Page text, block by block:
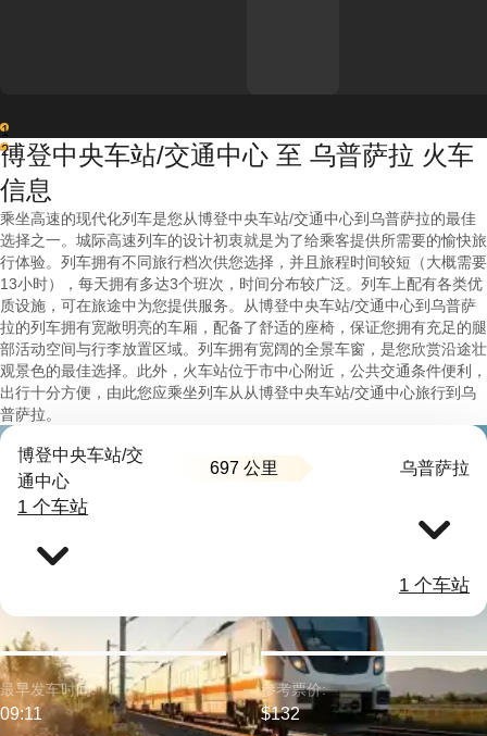
1
2
博登中央车站/交通中心 至 乌普萨拉 火车
信息
乘坐高速的现代化列车是您从博登中央车站/交通中心到乌普萨拉的最佳
选择之一。城际高速列车的设计初衷就是为了给乘客提供所需要的愉快旅
行体验。列车拥有不同旅行档次供您选择，并且旅程时间较短（大概需要
13小时），每天拥有多达3个班次，时间分布较广泛。列车上配有各类优
质设施，可在旅途中为您提供服务。从博登中央车站/交通中心到乌普萨
拉的列车拥有宽敞明亮的车厢，配备了舒适的座椅，保证您拥有充足的腿
部活动空间与行李放置区域。列车拥有宽阔的全景车窗，是您欣赏沿途壮
观景色的最佳选择。此外，火车站位于市中心附近，公共交通条件便利，
出行十分方便，由此您应乘坐列车从从博登中央车站/交通中心旅行到乌
普萨拉。
博登中央车站/交
通中心
697 公里 乌普萨拉
1 个车站
1 个车站
最早发车时间:
09:11
参考票价:
$132